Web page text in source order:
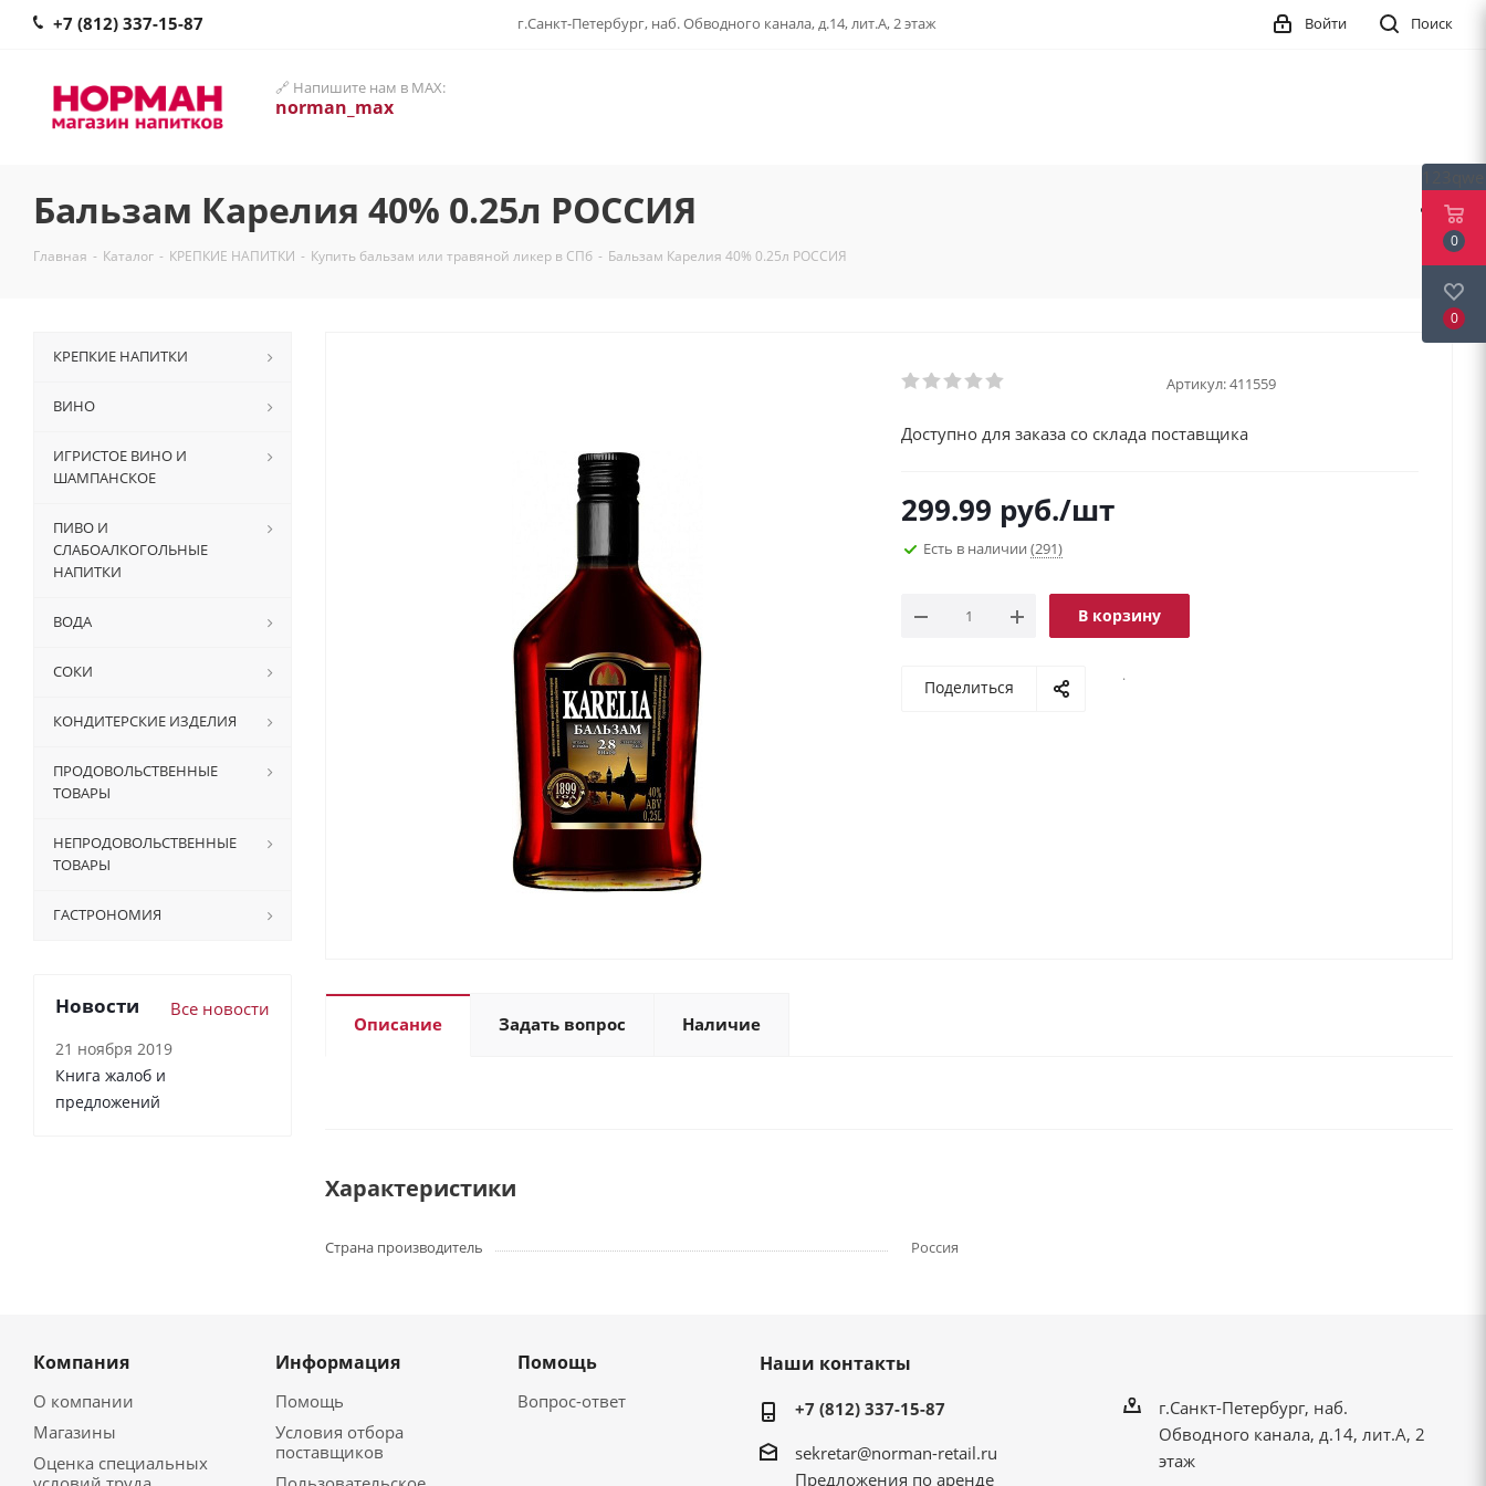
+7 (812) 337-15-87 г.Санкт-Петербург, наб. Обводного канала, д.14, лит.А, 2 этаж Поиск
Войти
🔗 Напишите нам в MAX:
norman_max
Бальзам Карелия 40% 0.25л РОССИЯ
Главная - Каталог - КРЕПКИЕ НАПИТКИ - Купить бальзам или травяной ликер в СПб - Бальзам Карелия 40% 0.25л РОССИЯ
Артикул:411559
Доступно для заказа со склада поставщика
299.99 руб./шт
Есть в наличии (291)
В корзину
Поделиться
.
Описание Задать вопрос Наличие
Характеристики
Страна производитель Россия
КРЕПКИЕ НАПИТКИ
ВИНО
ИГРИСТОЕ ВИНО И
ШАМПАНСКОЕ
ПИВО И
СЛАБОАЛКОГОЛЬНЫЕ
НАПИТКИ
ВОДА
СОКИ
КОНДИТЕРСКИЕ ИЗДЕЛИЯ
ПРОДОВОЛЬСТВЕННЫЕ
ТОВАРЫ
НЕПРОДОВОЛЬСТВЕННЫЕ
ТОВАРЫ
ГАСТРОНОМИЯ
Новости Все новости
21 ноября 2019
Книга жалоб и
предложений
Компания
О компании
Магазины
Оценка специальных
Информация
Помощь
Условия отбора
поставщиков
Помощь
Вопрос-ответ
Наши контакты
+7 (812) 337-15-87
sekretar@norman-retail.ru
Предложения по аренде
г.Санкт-Петербург, наб.
Обводного канала, д.14, лит.А, 2
этаж
0
0